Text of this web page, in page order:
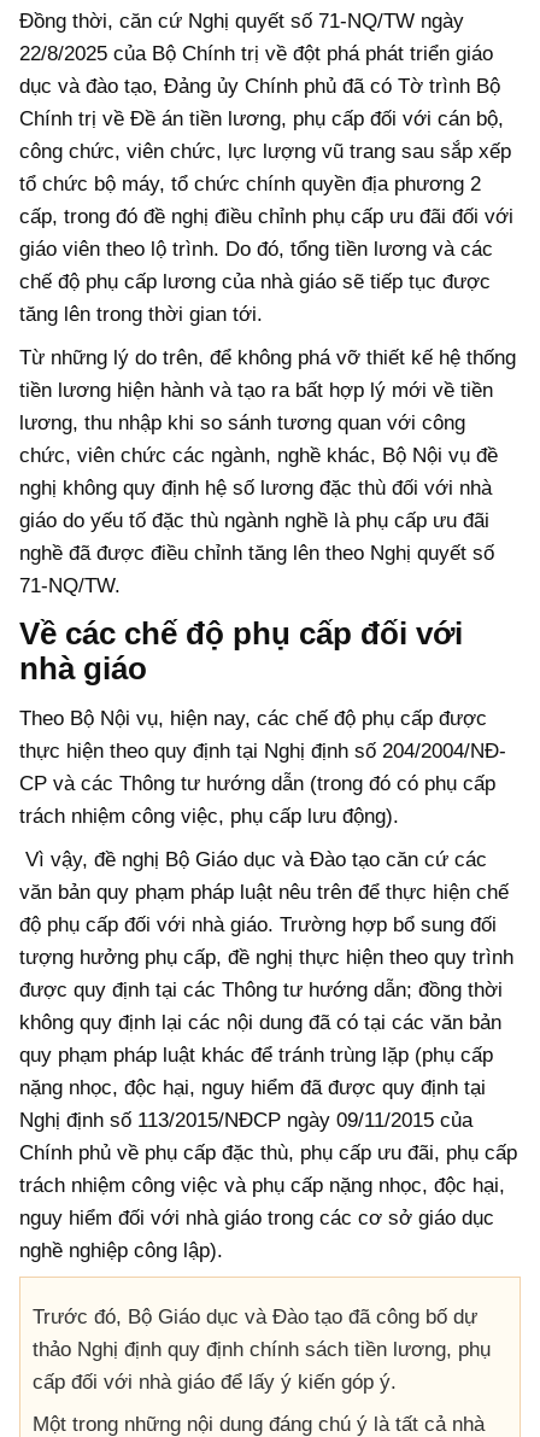
Đồng thời, căn cứ Nghị quyết số 71-NQ/TW ngày
22/8/2025 của Bộ Chính trị về đột phá phát triển giáo
dục và đào tạo, Đảng ủy Chính phủ đã có Tờ trình Bộ
Chính trị về Đề án tiền lương, phụ cấp đối với cán bộ,
công chức, viên chức, lực lượng vũ trang sau sắp xếp
tổ chức bộ máy, tổ chức chính quyền địa phương 2
cấp, trong đó đề nghị điều chỉnh phụ cấp ưu đãi đối với
giáo viên theo lộ trình. Do đó, tổng tiền lương và các
chế độ phụ cấp lương của nhà giáo sẽ tiếp tục được
tăng lên trong thời gian tới.
Từ những lý do trên, để không phá vỡ thiết kế hệ thống
tiền lương hiện hành và tạo ra bất hợp lý mới về tiền
lương, thu nhập khi so sánh tương quan với công
chức, viên chức các ngành, nghề khác, Bộ Nội vụ đề
nghị không quy định hệ số lương đặc thù đối với nhà
giáo do yếu tố đặc thù ngành nghề là phụ cấp ưu đãi
nghề đã được điều chỉnh tăng lên theo Nghị quyết số
71-NQ/TW.
Về các chế độ phụ cấp đối với
nhà giáo
Theo Bộ Nội vụ, hiện nay, các chế độ phụ cấp được
thực hiện theo quy định tại Nghị định số 204/2004/NĐ-
CP và các Thông tư hướng dẫn (trong đó có phụ cấp
trách nhiệm công việc, phụ cấp lưu động).
Vì vậy, đề nghị Bộ Giáo dục và Đào tạo căn cứ các
văn bản quy phạm pháp luật nêu trên để thực hiện chế
độ phụ cấp đối với nhà giáo. Trường hợp bổ sung đối
tượng hưởng phụ cấp, đề nghị thực hiện theo quy trình
được quy định tại các Thông tư hướng dẫn; đồng thời
không quy định lại các nội dung đã có tại các văn bản
quy phạm pháp luật khác để tránh trùng lặp (phụ cấp
nặng nhọc, độc hại, nguy hiểm đã được quy định tại
Nghị định số 113/2015/NĐCP ngày 09/11/2015 của
Chính phủ về phụ cấp đặc thù, phụ cấp ưu đãi, phụ cấp
trách nhiệm công việc và phụ cấp nặng nhọc, độc hại,
nguy hiểm đối với nhà giáo trong các cơ sở giáo dục
nghề nghiệp công lập).
Trước đó, Bộ Giáo dục và Đào tạo đã công bố dự
thảo Nghị định quy định chính sách tiền lương, phụ
cấp đối với nhà giáo để lấy ý kiến góp ý.
Một trong những nội dung đáng chú ý là tất cả nhà